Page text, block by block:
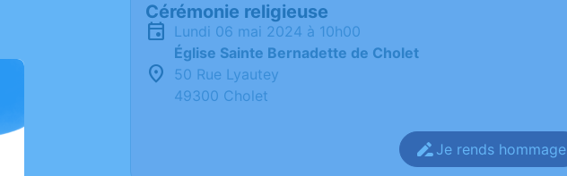
Cérémonie religieuse
lundi 06 mai 2024 à 10h00
Église Sainte Bernadette de Cholet
50 Rue Lyautey
49300 Cholet
Je rends hommage